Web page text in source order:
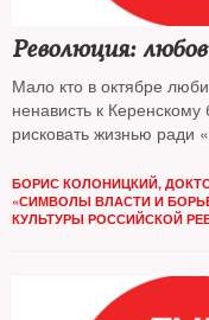
Революция:
Мало кто в октябре
ненависть к
рисковать жизнью ради
БОРИС КОЛОНИЦКИЙ,
«СИМВОЛЫ ВЛАСТИ И
КУЛЬТУРЫ РОССИЙСКОЙ